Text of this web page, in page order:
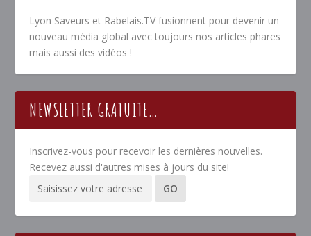
Lyon Saveurs et Rabelais.TV fusionnent pour devenir un
nouveau média global avec toujours nos articles phares
mais aussi des vidéos !
NEWSLETTER GRATUITE…
Inscrivez-vous pour recevoir les dernières nouvelles.
Recevez aussi d'autres mises à jours du site!